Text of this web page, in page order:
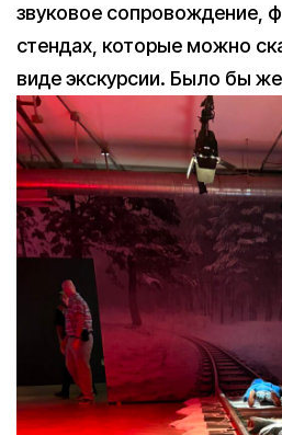
звуковое сопровождение,
стендах, которые можно
виде экскурсии. Было бы